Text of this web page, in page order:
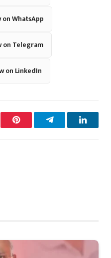
on WhatsApp
on Telegram
on LinkedIn
Pinterest Telegram